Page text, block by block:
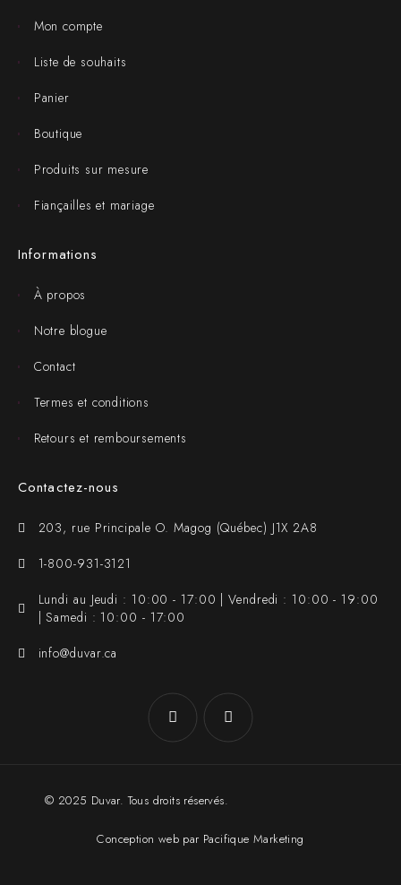
Mon compte
Liste de souhaits
Panier
Boutique
Produits sur mesure
Fiançailles et mariage
Informations
À propos
Notre blogue
Contact
Termes et conditions
Retours et remboursements
Contactez-nous
203, rue Principale O. Magog (Québec) J1X 2A8
1-800-931-3121
Lundi au Jeudi : 10:00 - 17:00 | Vendredi : 10:00 - 19:00
| Samedi : 10:00 - 17:00
info@duvar.ca
© 2025 Duvar. Tous droits réservés.
Conception web par Pacifique Marketing